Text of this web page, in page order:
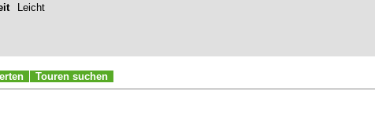
Leicht
Touren suchen